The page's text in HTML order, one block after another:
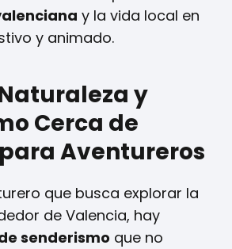
y la vida local en
y animado.
y
Cerca de
Aventureros
que busca explorar la
de Valencia, hay
senderismo que no